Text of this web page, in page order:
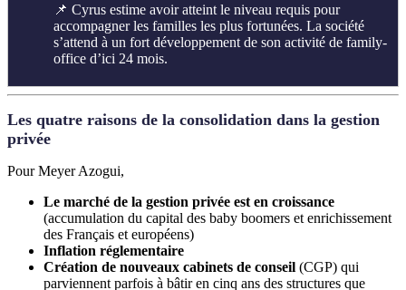
📌 Cyrus estime avoir atteint le niveau requis pour
accompagner les familles les plus fortunées. La société
s’attend à un fort développement de son activité de family-
office d’ici 24 mois.
Les quatre raisons de la consolidation dans la gestion
privée
Pour Meyer Azogui,
Le marché de la gestion privée est en croissance
(accumulation du capital des baby boomers et enrichissement
des Français et européens)
Inflation réglementaire
Création de nouveaux cabinets de conseil (CGP) qui
parviennent parfois à bâtir en cinq ans des structures que